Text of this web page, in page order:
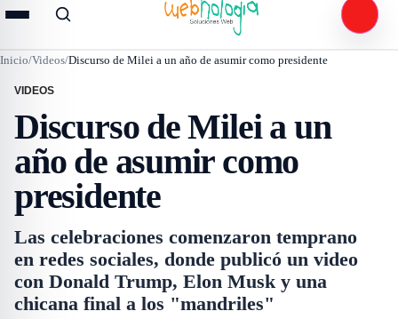
Abrir menú
Inicio/Videos/Discurso de Milei a un año de asumir como presidente
VIDEOS
Discurso de Milei a un
año de asumir como
presidente
Las celebraciones comenzaron temprano
en redes sociales, donde publicó un video
con Donald Trump, Elon Musk y una
chicana final a los "mandriles"